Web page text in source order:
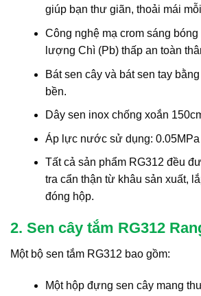
giúp bạn thư giãn, thoải mái
Công nghệ mạ crom sáng
lượng Chì (Pb) thấp an toàn
Bát sen cây và bát sen tay
bền.
Dây sen inox chống xoắn
Áp lực nước sử dụng: 0.05MPa
Tất cả sản phẩm RG312 đều
tra cẩn thận từ khâu sản xuất,
đóng hộp.
2. Sen cây tắm RG312
Một bộ sen tắm RG312 bao gồm:
Một hộp đựng sen cây mang